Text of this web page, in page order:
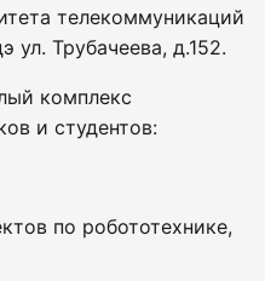
телекоммуникаций
ул. Трубачеева, д.152.
комплекс
и студентов:
по робототехнике,